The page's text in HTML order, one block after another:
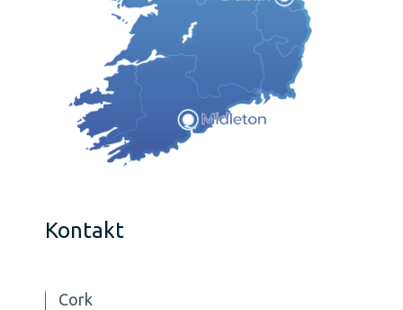
Kontakt
Cork